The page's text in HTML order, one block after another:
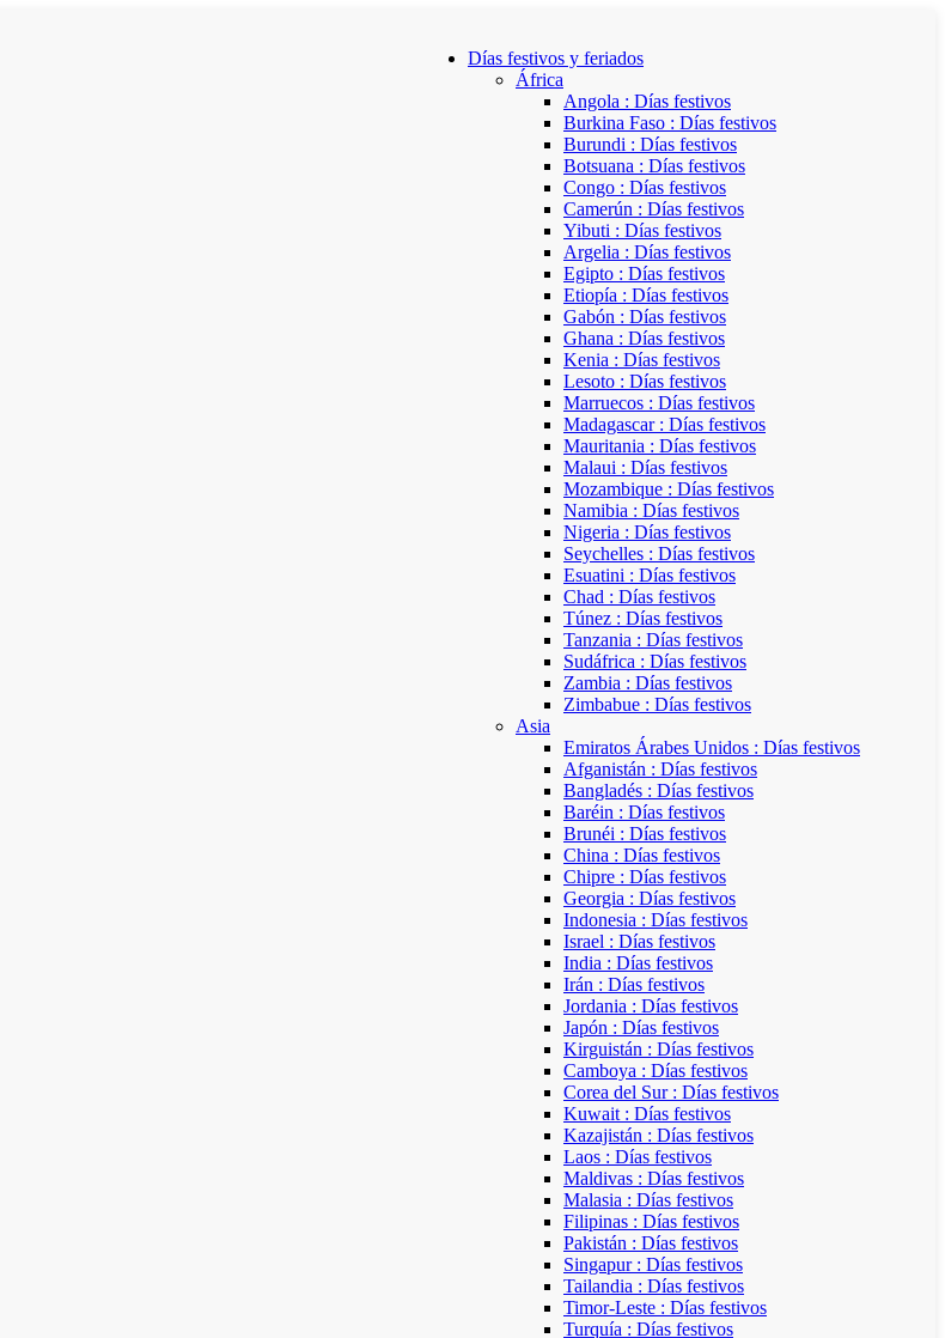
Días festivos y feriados
África
Angola : Días festivos
Burkina Faso : Días festivos
Burundi : Días festivos
Botsuana : Días festivos
Congo : Días festivos
Camerún : Días festivos
Yibuti : Días festivos
Argelia : Días festivos
Egipto : Días festivos
Etiopía : Días festivos
Gabón : Días festivos
Ghana : Días festivos
Kenia : Días festivos
Lesoto : Días festivos
Marruecos : Días festivos
Madagascar : Días festivos
Mauritania : Días festivos
Malaui : Días festivos
Mozambique : Días festivos
Namibia : Días festivos
Nigeria : Días festivos
Seychelles : Días festivos
Esuatini : Días festivos
Chad : Días festivos
Túnez : Días festivos
Tanzania : Días festivos
Sudáfrica : Días festivos
Zambia : Días festivos
Zimbabue : Días festivos
Asia
Emiratos Árabes Unidos : Días festivos
Afganistán : Días festivos
Bangladés : Días festivos
Baréin : Días festivos
Brunéi : Días festivos
China : Días festivos
Chipre : Días festivos
Georgia : Días festivos
Indonesia : Días festivos
Israel : Días festivos
India : Días festivos
Irán : Días festivos
Jordania : Días festivos
Japón : Días festivos
Kirguistán : Días festivos
Camboya : Días festivos
Corea del Sur : Días festivos
Kuwait : Días festivos
Kazajistán : Días festivos
Laos : Días festivos
Maldivas : Días festivos
Malasia : Días festivos
Filipinas : Días festivos
Pakistán : Días festivos
Singapur : Días festivos
Tailandia : Días festivos
Timor-Leste : Días festivos
Turquía : Días festivos